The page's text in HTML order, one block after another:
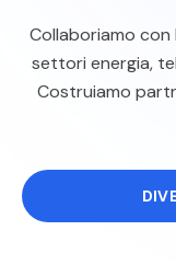
Collaboriamo
settori energia,
Costruiamo